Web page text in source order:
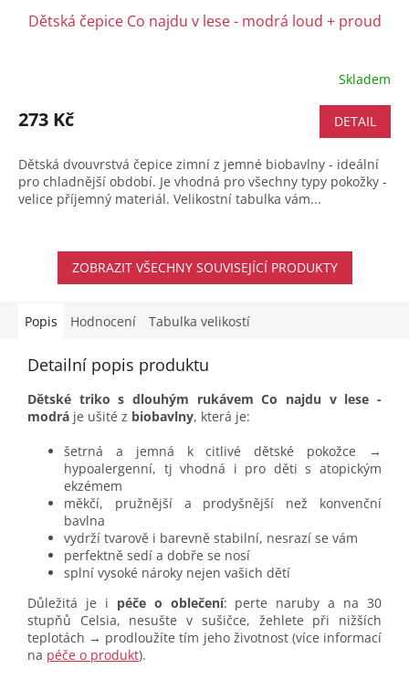
Dětská čepice Co najdu v lese - modrá loud + proud
Skladem
273 Kč DETAIL
Dětská dvouvrstvá čepice zimní z jemné biobavlny - ideální
pro chladnější období. Je vhodná pro všechny typy pokožky -
velice příjemný materiál. Velikostní tabulka vám...
ZOBRAZIT VŠECHNY SOUVISEJÍCÍ PRODUKTY
Popis Hodnocení Tabulka velikostí
Detailní popis produktu
Dětské triko s dlouhým rukávem Co najdu v lese -
modrá je ušité z biobavlny, která je:
šetrná a jemná k citlivé dětské pokožce →
hypoalergenní, tj vhodná i pro děti s atopickým
ekzémem
měkčí, pružnější a prodyšnější než konvenční
bavlna
vydrží tvarově i barevně stabilní, nesrazí se vám
perfektně sedí a dobře se nosí
splní vysoké nároky nejen vašich dětí
Důležitá je i péče o oblečení: perte naruby a na 30
stupňů Celsia, nesušte v sušičce, žehlete při nižších
teplotách → prodloužíte tím jeho životnost (více informací
na péče o produkt).